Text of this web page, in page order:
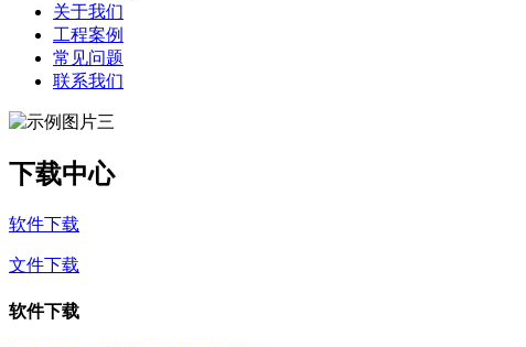
关于我们
工程案例
常见问题
联系我们
下载中心
软件下载
文件下载
软件下载